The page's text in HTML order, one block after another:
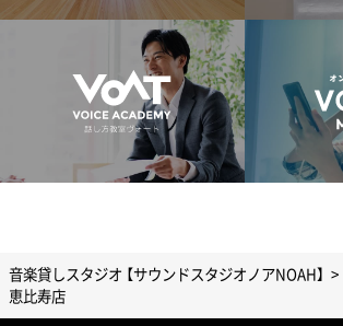
音楽貸しスタジオ 【サウンドスタジオノアNOAH】
恵比寿店